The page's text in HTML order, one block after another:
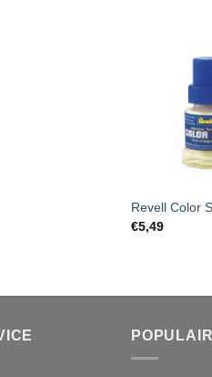
Revell Color
€5,49
POPULAIR